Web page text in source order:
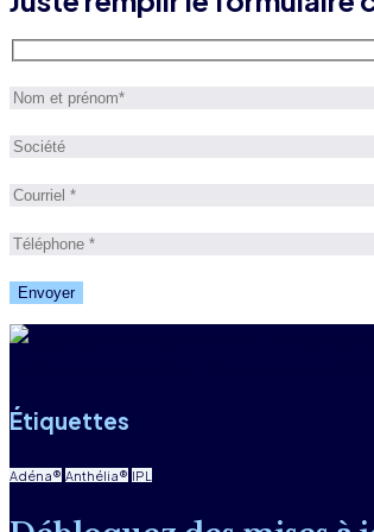
Étiquettes
Adéna® Anthélia® IPL